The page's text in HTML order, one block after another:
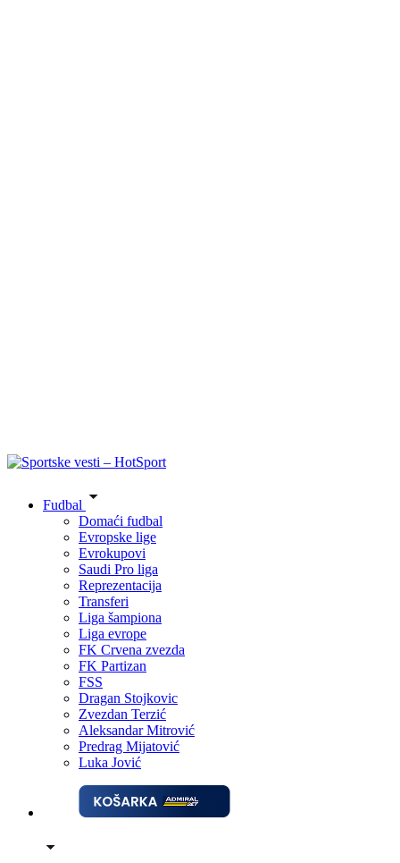
Fudbal
Domaći fudbal
Evropske lige
Evrokupovi
Saudi Pro liga
Reprezentacija
Transferi
Liga šampiona
Liga evrope
FK Crvena zvezda
FK Partizan
FSS
Dragan Stojkovic
Zvezdan Terzić
Aleksandar Mitrović
Predrag Mijatović
Luka Jović